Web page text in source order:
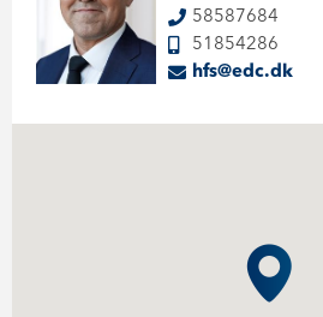
58587684
51854286
hfs@edc.dk